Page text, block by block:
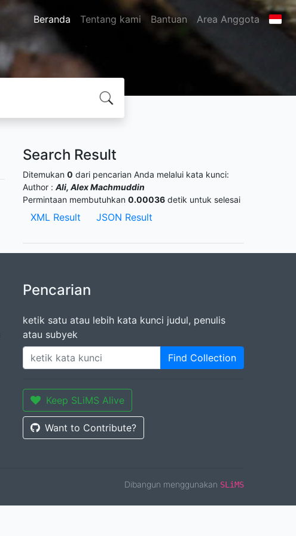
Beranda Tentang kami Bantuan Area Anggota
Search Result
Ditemukan 0 dari pencarian Anda melalui kata kunci:
Author : Ali, Alex Machmuddin
Permintaan membutuhkan 0.00036 detik untuk selesai
XML Result JSON Result
Pencarian
ketik satu atau lebih kata kunci judul, penulis
atau subyek
Find Collection
Keep SLiMS Alive
Want to Contribute?
Dibangun menggunakan SLiMS